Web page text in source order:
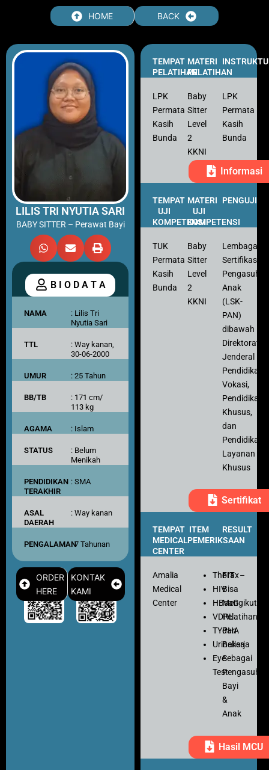
HOME BACK
LILIS TRI NYUTIA SARI
BABY SITTER – Perawat Bayi
B I O D A T A
NAMA
: Lilis Tri
Nyutia Sari
TTL
: Way kanan,
30-06-2000
UMUR : 25 Tahun
BB/TB
: 171 cm/
113 kg
AGAMA : Islam
STATUS
: Belum
Menikah
PENDIDIKAN
TERAKHIR
: SMA
ASAL
DAERAH
: Way kanan
PENGALAMAN: 7 Tahunan
ORDER
HERE
KONTAK
KAMI
TEMPAT
PELATIHAN
MATERI
PELATIHAN
LPK
Permata
Kasih
Bunda
Baby
Sitter
Level
2
KKNI
LPK
Permata
Kasih
Bunda
Informasi
TEMPAT
UJI
KOMPETENSI
MATERI
UJI
KOMPETENSI
PENGUJI
TUK
Permata
Kasih
Bunda
Baby
Sitter
Level
2
KKNI
Lembaga
Sertifikasi
Pengasuh
Anak
(LSK-
PAN)
dibawah
Direktorat
Jenderal
Pendidikan
Vokasi,
Pendidikan
Khusus,
dan
Pendidikan
Layanan
Khusus
Sertifikat
TEMPAT
MEDICAL
CENTER
ITEM
PEMERIKSAAN
RESULT
Amalia
Medical
Center
Thorax
HIV
HBsaG
VDRL
TYPHA
Urinalisa
Eye
Test
FIT–
Bisa
Mengikuti
Pelatihan
dan
Bekerja
Sebagai
Pengasuh
Bayi
&
Anak
Hasil MCU